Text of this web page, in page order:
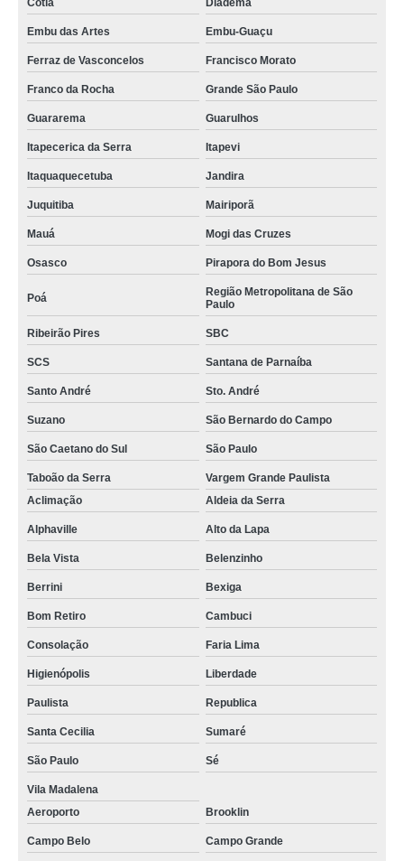
Cotia Diadema
Embu das Artes Embu-Guaçu
Ferraz de Vasconcelos Francisco Morato
Franco da Rocha Grande São Paulo
Guararema Guarulhos
Itapecerica da Serra Itapevi
Itaquaquecetuba Jandira
Juquitiba Mairiporã
Mauá Mogi das Cruzes
Osasco Pirapora do Bom Jesus
Poá
Região Metropolitana de São
Paulo
Ribeirão Pires SBC
SCS Santana de Parnaíba
Santo André Sto. André
Suzano São Bernardo do Campo
São Caetano do Sul São Paulo
Taboão da Serra
Vargem Grande Paulista
Aclimação
Aldeia da Serra
Alphaville Alto da Lapa
Bela Vista Belenzinho
Berrini Bexiga
Bom Retiro Cambuci
Consolação Faria Lima
Higienópolis Liberdade
Paulista Republica
Santa Cecilia Sumaré
São Paulo Sé
Vila Madalena
Aeroporto
Brooklin
Campo Belo Campo Grande